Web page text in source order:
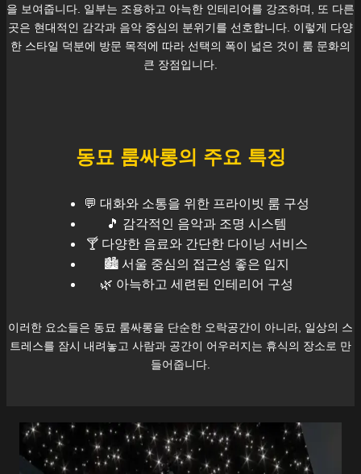
을 보여줍니다. 일부는 조용하고 아늑한 인테리어를 강조하며, 또 다른
곳은 현대적인 감각과 음악 중심의 분위기를 선호합니다. 이렇게 다양
한 스타일 덕분에 방문 목적에 따라 선택의 폭이 넓은 것이 룸 문화의
큰 장점입니다.
동묘 룸싸롱의 주요 특징
💬 대화와 소통을 위한 프라이빗 룸 구성
🎵 감각적인 음악과 조명 시스템
🍸 다양한 음료와 간단한 다이닝 서비스
🏙️ 서울 중심의 접근성 좋은 입지
🌿 아늑하고 세련된 인테리어 구성
이러한 요소들은 동묘 룸싸롱을 단순한 오락공간이 아니라, 일상의 스
트레스를 잠시 내려놓고 사람과 공간이 어우러지는 휴식의 장소로 만
들어줍니다.